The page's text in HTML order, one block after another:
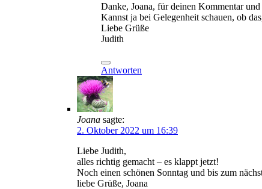
Danke, Joana, für deinen Kommentar
Kannst ja bei Gelegenheit schauen, ob
Liebe Grüße
Judith
Antworten
Joana sagte:
2. Oktober 2022 um 16:39
Liebe Judith,
alles richtig gemacht – es klappt jetzt!
Noch einen schönen Sonntag und bis zum
liebe Grüße, Joana